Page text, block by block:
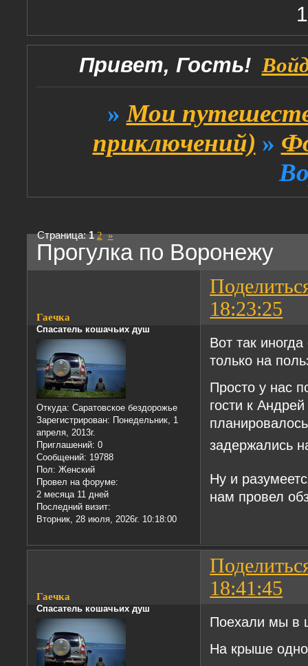
Привет, Гость!
» Мои
приключений) »
Прогулка по Воронежу
Страница:1 2 »
18:23:25
Гаечка
Спасатель кошачьих душ
Откуда: Саратовское бездорожье
Зарегистрирован: Понедельник, 1
апреля, 2013г.
Приглашений: 0
Сообщений: 19788
Пол: Женский
Провел на форуме:
2 месяца 11 дней
Последний визит:
Вторник, 28 июля, 2026г. 10:18:00
Вот так
только на
Просто у нас
гости к
задержались
Ну и
нам провел
18:41:45
Гаечка
Спасатель кошачьих душ
Поехали мы в
На крыше